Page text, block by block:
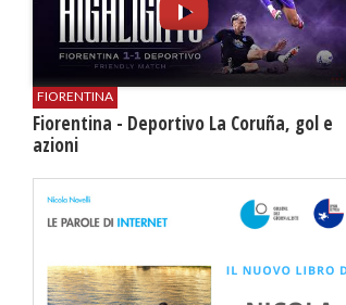
FIORENTINA
Fiorentina - Deportivo La Coruña, gol e
azioni